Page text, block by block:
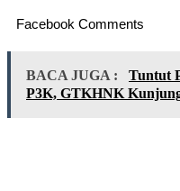
Facebook Comments
BACA JUGA :
Tuntut
P3K, GTKHNK